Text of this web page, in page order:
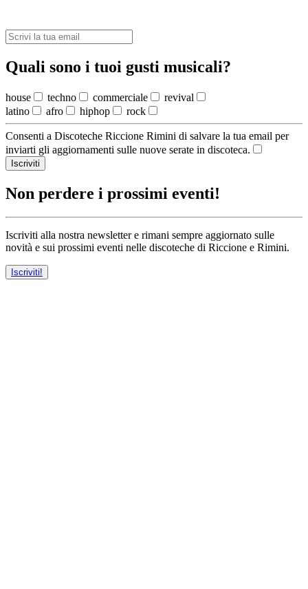
Quali sono i tuoi gusti musicali?
house techno commerciale
revival
latino
afro hiphop rock
Consenti a Discoteche Riccione Rimini di salvare la tua email per
inviarti gli aggiornamenti sulle nuove serate in discoteca.
Iscriviti
Non perdere i prossimi eventi!
Iscriviti alla nostra newsletter e rimani sempre aggiornato sulle
novità e sui prossimi eventi nelle discoteche di Riccione e Rimini.
Iscriviti!